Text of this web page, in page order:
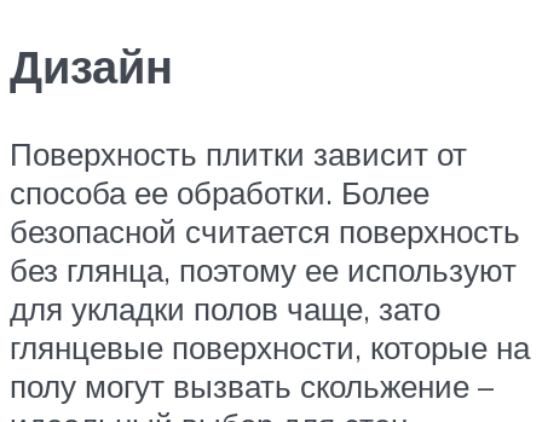
Дизайн
Поверхность плитки зависит от
способа ее обработки. Более
безопасной считается поверхность
без глянца, поэтому ее используют
для укладки полов чаще, зато
глянцевые поверхности, которые на
полу могут вызвать скольжение –